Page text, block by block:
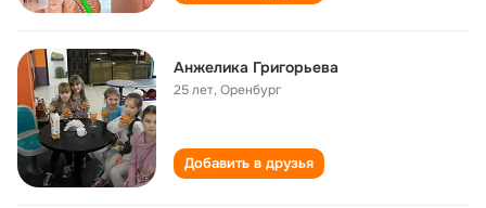
Анжелика Григорьева
25 лет,Оренбург
Добавить в друзья